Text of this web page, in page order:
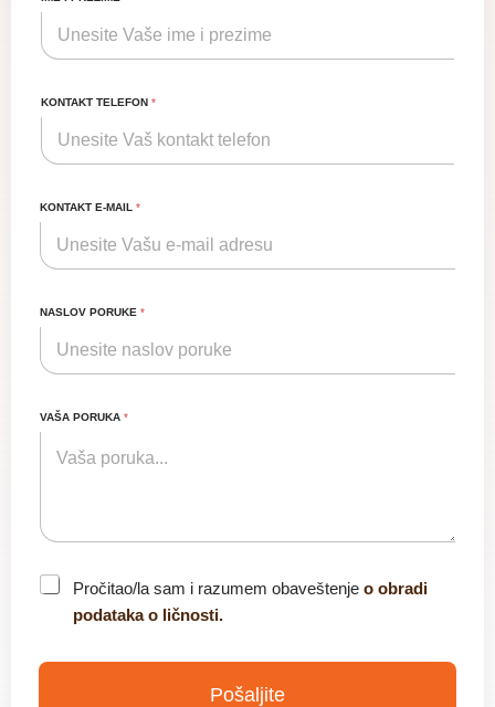
KONTAKT TELEFON *
KONTAKT E-MAIL *
NASLOV PORUKE *
VAŠA PORUKA *
k
Pročitao/la sam i razumem obaveštenje o obradi
podataka o ličnosti.
Pošaljite